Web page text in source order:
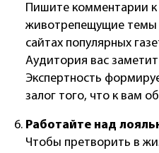
Пишите комментарии к
животрепещущие темы
сайтах популярных
Аудитория вас
Экспертность
залог того, что к вам
Работайте над
Чтобы претворить в